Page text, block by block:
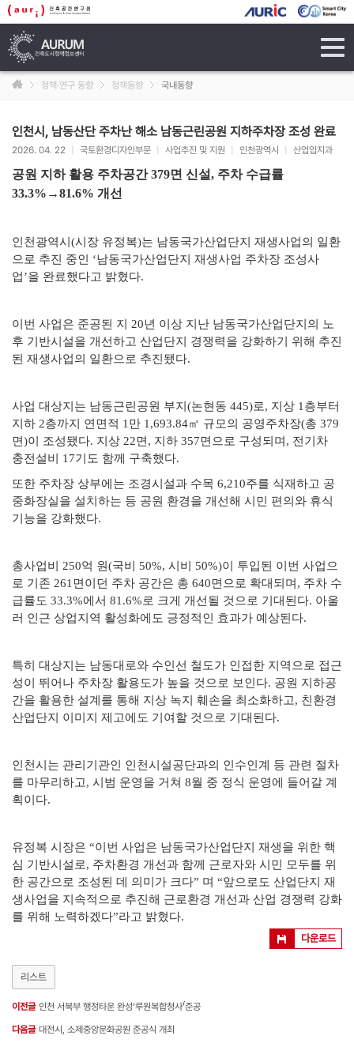
정책·연구 동향 정책동향 국내동향
인천시, 남동산단 주차난 해소 남동근린공원 지하주차장 조성 완료
2026. 04. 22 국토환경디자인부문 사업추진 및 지원 인천광역시 산업입지과
공원 지하 활용 주차공간 379면 신설, 주차 수급률
33.3%→81.6% 개선
인천광역시(시장 유정복)는 남동국가산업단지 재생사업의 일환
으로 추진 중인 ‘남동국가산업단지 재생사업 주차장 조성사
업’을 완료했다고 밝혔다.
이번 사업은 준공된 지 20년 이상 지난 남동국가산업단지의 노
후 기반시설을 개선하고 산업단지 경쟁력을 강화하기 위해 추진
된 재생사업의 일환으로 추진됐다.
사업 대상지는 남동근린공원 부지(논현동 445)로, 지상 1층부터
지하 2층까지 연면적 1만 1,693.84㎡ 규모의 공영주차장(총 379
면)이 조성됐다. 지상 22면, 지하 357면으로 구성되며, 전기차
충전설비 17기도 함께 구축했다.
또한 주차장 상부에는 조경시설과 수목 6,210주를 식재하고 공
중화장실을 설치하는 등 공원 환경을 개선해 시민 편의와 휴식
기능을 강화했다.
총사업비 250억 원(국비 50%, 시비 50%)이 투입된 이번 사업으
로 기존 261면이던 주차 공간은 총 640면으로 확대되며, 주차 수
급률도 33.3%에서 81.6%로 크게 개선될 것으로 기대된다. 아울
러 인근 상업지역 활성화에도 긍정적인 효과가 예상된다.
특히 대상지는 남동대로와 수인선 철도가 인접한 지역으로 접근
성이 뛰어나 주차장 활용도가 높을 것으로 보인다. 공원 지하공
간을 활용한 설계를 통해 지상 녹지 훼손을 최소화하고, 친환경
산업단지 이미지 제고에도 기여할 것으로 기대된다.
인천시는 관리기관인 인천시설공단과의 인수인계 등 관련 절차
를 마무리하고, 시범 운영을 거쳐 8월 중 정식 운영에 들어갈 계
획이다.
유정복 시장은 “이번 사업은 남동국가산업단지 재생을 위한 핵
심 기반시설로, 주차환경 개선과 함께 근로자와 시민 모두를 위
한 공간으로 조성된 데 의미가 크다” 며 “앞으로도 산업단지 재
생사업을 지속적으로 추진해 근로환경 개선과 산업 경쟁력 강화
를 위해 노력하겠다”라고 밝혔다.
다운로드
리스트
이전글 인천 서북부 행정타운 완성‘루원복합청사̀́’준공
다음글 대전시, 소제중앙문화공원 준공식 개최